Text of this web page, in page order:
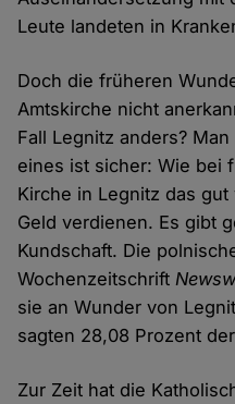
Leute landeten in
Doch die früheren
Amtskirche nicht
Fall Legnitz anders?
eines ist sicher: Wie bei
Kirche in Legnitz das
Geld verdienen. Es gibt
Kundschaft. Die
Wochenzeitschrift
sie an Wunder von
sagten 28,08 Prozent
Zur Zeit hat die